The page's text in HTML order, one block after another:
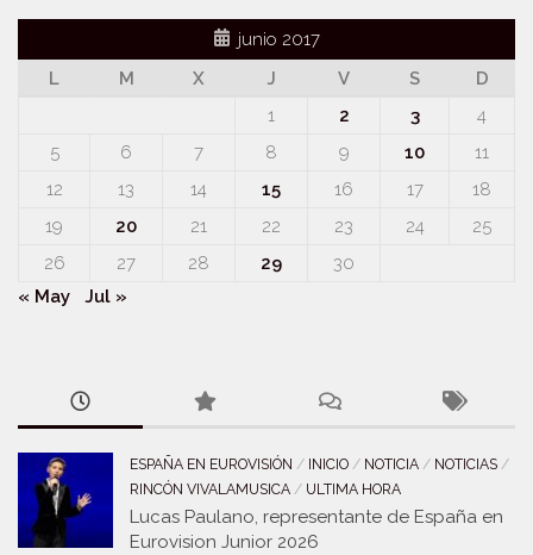
junio 2017
L
M X J V S
D
1
2 3
4
5
6 7 8 9 10
11
12
13 14 15 16 17
18
19
20 21 22 23 24
25
26
27 28 29
30
« May
Jul »
ESPAÑA EN EUROVISIÓN / INICIO / NOTICIA / NOTICIAS /
RINCÓN VIVALAMUSICA / ULTIMA HORA
Lucas Paulano, representante de España en
Eurovision Junior 2026